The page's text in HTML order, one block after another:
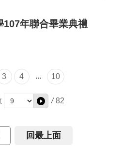
107年聯合畢業典禮
3 4 ... 10
/ 82
回最上面